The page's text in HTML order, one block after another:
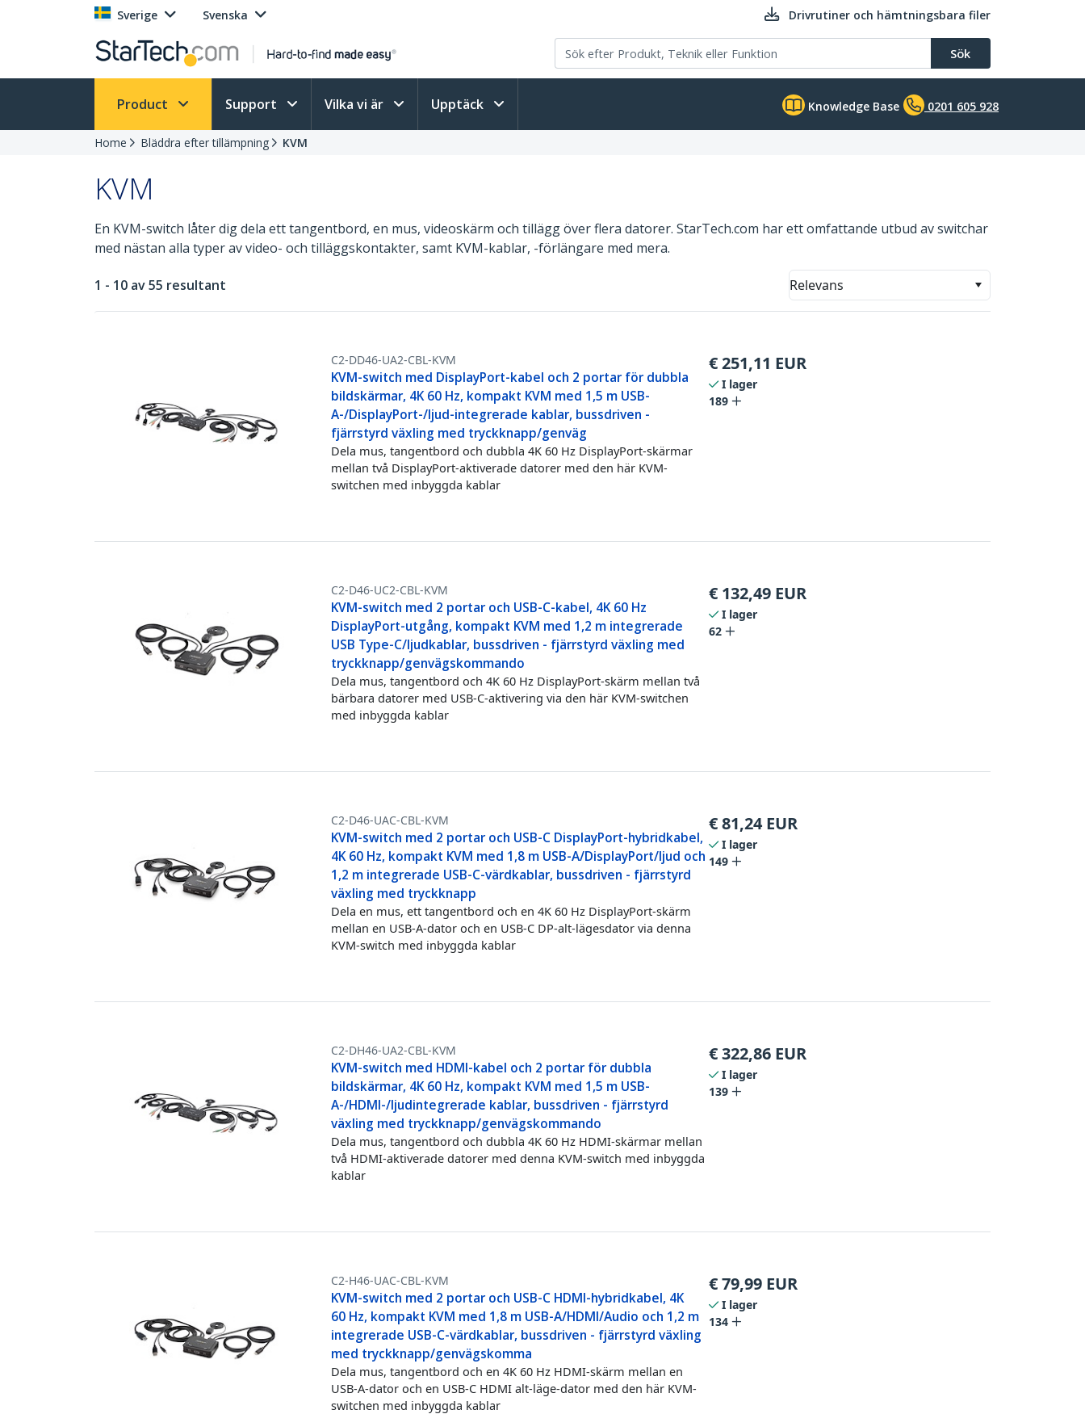
Sverige Svenska Drivrutiner och hämtningsbara filer
Sök
Product Support Vilka vi är Upptäck Knowledge Base 0201 605 928
Home Bläddra efter tillämpning KVM
KVM
En KVM-switch låter dig dela ett tangentbord, en mus, videoskärm och tillägg över flera datorer. StarTech.com har ett omfattande utbud av switchar
med nästan alla typer av video- och tilläggskontakter, samt KVM-kablar, -förlängare med mera.
1 - 10 av 55 resultant Relevans
C2-DD46-UA2-CBL-KVM
KVM-switch med DisplayPort-kabel och 2 portar för dubbla
bildskärmar, 4K 60 Hz, kompakt KVM med 1,5 m USB-
A-/DisplayPort-/ljud-integrerade kablar, bussdriven -
fjärrstyrd växling med tryckknapp/genväg
Dela mus, tangentbord och dubbla 4K 60 Hz DisplayPort-skärmar
mellan två DisplayPort-aktiverade datorer med den här KVM-
switchen med inbyggda kablar
€251,11 EUR
I lager
189
C2-D46-UC2-CBL-KVM
KVM-switch med 2 portar och USB-C-kabel, 4K 60 Hz
DisplayPort-utgång, kompakt KVM med 1,2 m integrerade
USB Type-C/ljudkablar, bussdriven - fjärrstyrd växling med
tryckknapp/genvägskommando
Dela mus, tangentbord och 4K 60 Hz DisplayPort-skärm mellan två
bärbara datorer med USB-C-aktivering via den här KVM-switchen
med inbyggda kablar
€ 132,49 EUR
I lager
62
C2-D46-UAC-CBL-KVM
KVM-switch med 2 portar och USB-C DisplayPort-hybridkabel,
4K 60 Hz, kompakt KVM med 1,8 m USB-A/DisplayPort/ljud och
1,2 m integrerade USB-C-värdkablar, bussdriven - fjärrstyrd
växling med tryckknapp
Dela en mus, ett tangentbord och en 4K 60 Hz DisplayPort-skärm
mellan en USB-A-dator och en USB-C DP-alt-lägesdator via denna
KVM-switch med inbyggda kablar
€81,24 EUR
I lager
149
C2-DH46-UA2-CBL-KVM
KVM-switch med HDMI-kabel och 2 portar för dubbla
bildskärmar, 4K 60 Hz, kompakt KVM med 1,5 m USB-
A-/HDMI-/ljudintegrerade kablar, bussdriven - fjärrstyrd
växling med tryckknapp/genvägskommando
Dela mus, tangentbord och dubbla 4K 60 Hz HDMI-skärmar mellan
två HDMI-aktiverade datorer med denna KVM-switch med inbyggda
kablar
€322,86 EUR
I lager
139
C2-H46-UAC-CBL-KVM
KVM-switch med 2 portar och USB-C HDMI-hybridkabel, 4K
60 Hz, kompakt KVM med 1,8 m USB-A/HDMI/Audio och 1,2 m
integrerade USB-C-värdkablar, bussdriven - fjärrstyrd växling
med tryckknapp/genvägskomma
Dela mus, tangentbord och en 4K 60 Hz HDMI-skärm mellan en
USB-A-dator och en USB-C HDMI alt-läge-dator med den här KVM-
switchen med inbyggda kablar
€79,99 EUR
I lager
134